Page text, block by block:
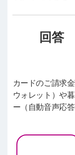
カードのご請求
ウォレット）や
ー（自動音声応